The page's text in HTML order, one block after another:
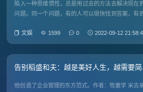
陷入一种思维惯性，总是用过去的方法去解决现在
问题。同一个问题，有的人可以很快找到答案，有
同。有时候，成功迟迟不来，不是你不够努力，而
你的思维方式要更新。放下过往陈旧的观念，打破
有的认知经验，用崭新的思
文娱 1599 0 2022-09-12
告别稻盛和夫：越是美好人生，越需要
他创造了企业管理的东方范式。作者：牧童学 米古